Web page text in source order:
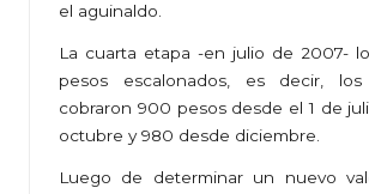
el aguinaldo.
La cuarta etapa -en julio de 2007-
pesos escalonados, es decir, los
cobraron 900 pesos desde el 1 de
octubre y 980 desde diciembre.
Luego de determinar un nuevo